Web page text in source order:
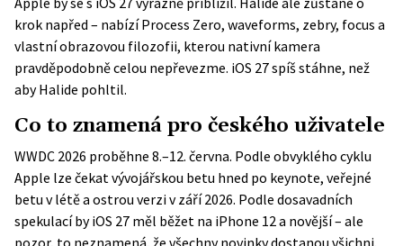
krok napřed – nabízí Process Zero, waveforms, zebry, focus a
vlastní obrazovou filozofii, kterou nativní kamera
pravděpodobně celou nepřevezme. iOS 27 spíš stáhne, než
aby Halide pohltil.
Co to znamená pro českého uživatele
WWDC 2026 proběhne 8.–12. června. Podle obvyklého cyklu
Apple lze čekat vývojářskou betu hned po keynote, veřejné
betu v létě a ostrou verzi v září 2026. Podle dosavadních
spekulací by iOS 27 měl běžet na iPhone 12 a novější – ale
pozor, to neznamená, že všechny novinky dostanou všichni.